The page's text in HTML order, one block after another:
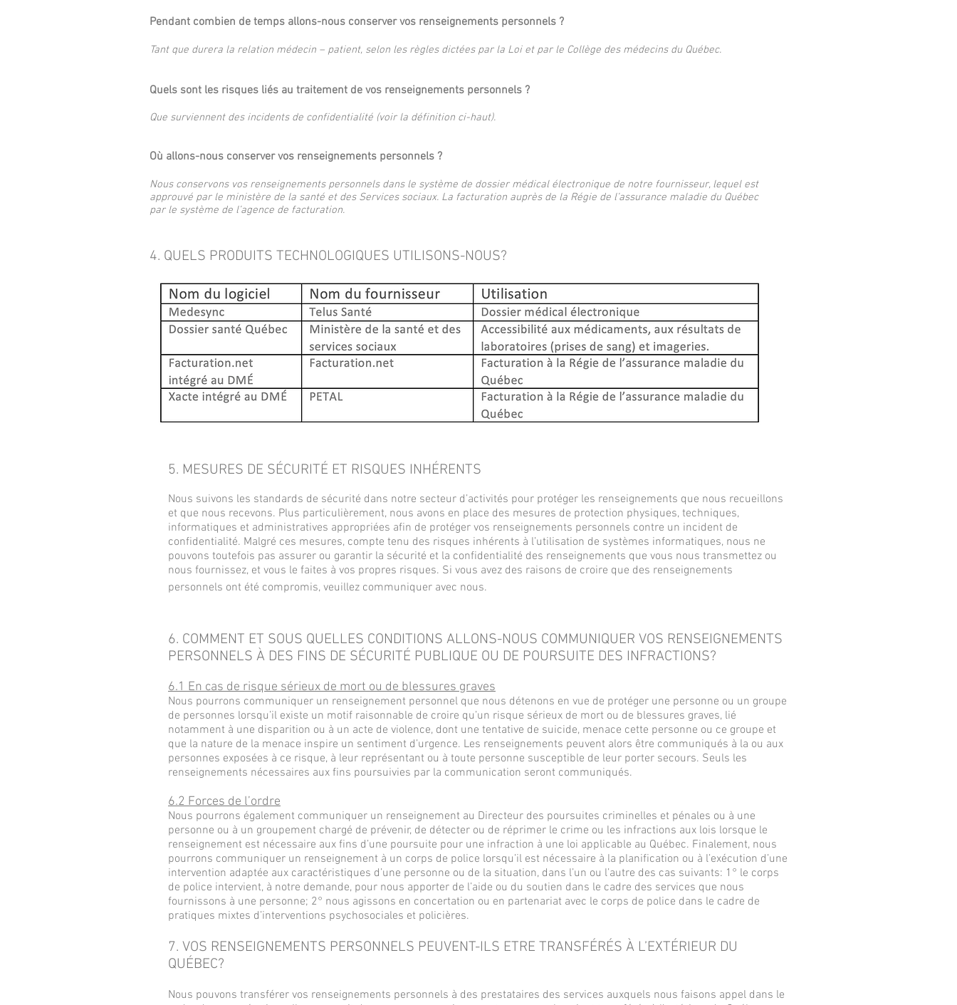
Pendant combien de temps allons-nous conserver vos renseignements personnels ?
Tant que durera la relation médecin – patient, selon les règles dictées par la Loi et par le Collège des médecins du Québec.
Quels sont les risques liés au traitement de vos renseignements personnels ?
Que surviennent des incidents de confidentialité (voir la définition ci-haut).
Où allons-nous conserver vos renseignements personnels ?
Nous conservons vos renseignements personnels dans le système de dossier médical électronique de notre fournisseur, lequel est
approuvé par le ministère de la santé et des Services sociaux. La facturation auprès de la Régie de l’assurance maladie du Québec
par le système de l’agence de facturation.
4. QUELS PRODUITS TECHNOLOGIQUES UTILISONS-NOUS?
5. MESURES DE SÉCURITÉ ET RISQUES INHÉRENTS
Nous suivons les standards de sécurité dans notre secteur d’activités pour protéger les renseignements que nous recueillons
et que nous recevons. Plus particulièrement, nous avons en place des mesures de protection physiques, techniques,
informatiques et administratives appropriées afin de protéger vos renseignements personnels contre un incident de
confidentialité. Malgré ces mesures, compte tenu des risques inhérents à l’utilisation de systèmes informatiques, nous ne
pouvons toutefois pas assurer ou garantir la sécurité et la confidentialité des renseignements que vous nous transmettez ou
nous fournissez, et vous le faites à vos propres risques. Si vous avez des raisons de croire que des renseignements
personnels ont été compromis, veuillez communiquer avec nous.
6. COMMENT ET SOUS QUELLES CONDITIONS ALLONS-NOUS COMMUNIQUER VOS RENSEIGNEMENTS
PERSONNELS À DES FINS DE SÉCURITÉ PUBLIQUE OU DE POURSUITE DES INFRACTIONS?
6.1 En cas de risque sérieux de mort ou de blessures graves
Nous pourrons communiquer un renseignement personnel que nous détenons en vue de protéger une personne ou un groupe
de personnes lorsqu’il existe un motif raisonnable de croire qu’un risque sérieux de mort ou de blessures graves, lié
notamment à une disparition ou à un acte de violence, dont une tentative de suicide, menace cette personne ou ce groupe et
que la nature de la menace inspire un sentiment d’urgence. Les renseignements peuvent alors être communiqués à la ou aux
personnes exposées à ce risque, à leur représentant ou à toute personne susceptible de leur porter secours. Seuls les
renseignements nécessaires aux fins poursuivies par la communication seront communiqués.
6.2 Forces de l’ordre
Nous pourrons également communiquer un renseignement au Directeur des poursuites criminelles et pénales ou à une
personne ou à un groupement chargé de prévenir, de détecter ou de réprimer le crime ou les infractions aux lois lorsque le
renseignement est nécessaire aux fins d’une poursuite pour une infraction à une loi applicable au Québec. Finalement, nous
pourrons communiquer un renseignement à un corps de police lorsqu’il est nécessaire à la planification ou à l’exécution d’une
intervention adaptée aux caractéristiques d’une personne ou de la situation, dans l’un ou l’autre des cas suivants: 1° le corps
de police intervient, à notre demande, pour nous apporter de l’aide ou du soutien dans le cadre des services que nous
fournissons à une personne; 2° nous agissons en concertation ou en partenariat avec le corps de police dans le cadre de
pratiques mixtes d’interventions psychosociales et policières.
7. VOS RENSEIGNEMENTS PERSONNELS PEUVENT-ILS ETRE TRANSFÉRÉS À L’EXTÉRIEUR DU
QUÉBEC?
Nous pouvons transférer vos renseignements personnels à des prestataires des services auxquels nous faisons appel dans le